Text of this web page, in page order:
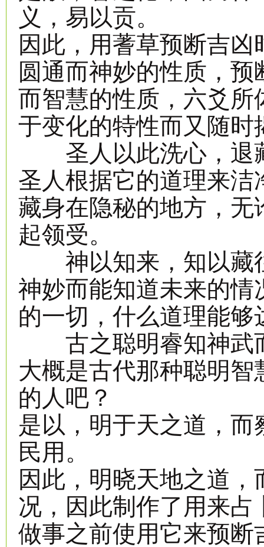
义，易以贡。
因此，用蓍草预断吉
圆通而神妙的性质，
而智慧的性质，六爻
于变化的特性而又随时
圣人以此洗心，退
圣人根据它的道理来
藏身在隐秘的地方，
起领受。
神以知来，知以藏
神妙而能知道未来的
的一切，什么道理能够
古之聪明睿知神武
大概是古代那种聪明
的人吧？
是以，明于天之道，
民用。
因此，明晓天地之道
况，因此制作了用来
做事之前使用它来预断